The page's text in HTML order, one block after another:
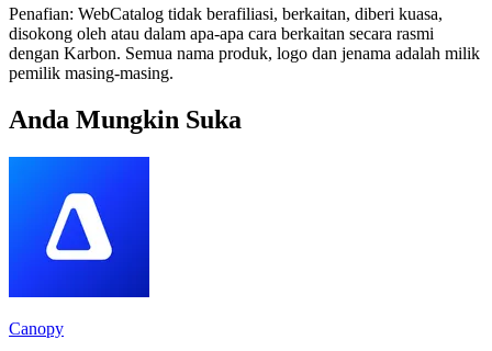
Penafian: WebCatalog tidak berafiliasi, berkaitan, diberi kuasa,
disokong oleh atau dalam apa-apa cara berkaitan secara rasmi
dengan Karbon. Semua nama produk, logo dan jenama adalah milik
pemilik masing-masing.
Anda Mungkin Suka
Canopy